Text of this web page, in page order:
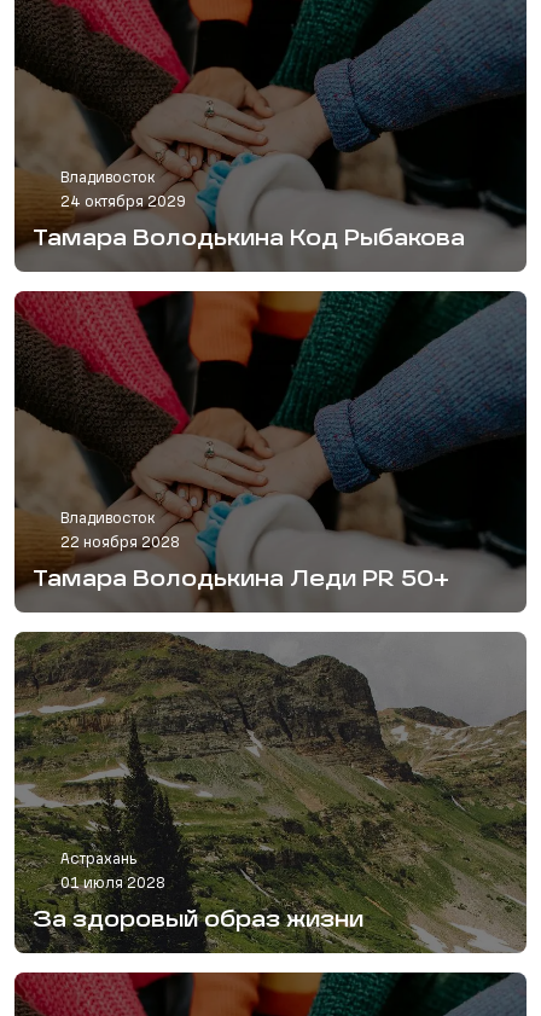
Владивосток
24 октября 2029
Тамара Володькина Код Рыбакова
Владивосток
22 ноября 2028
Тамара Володькина Леди PR 50+
Астрахань
01 июля 2028
За здоровый образ жизни